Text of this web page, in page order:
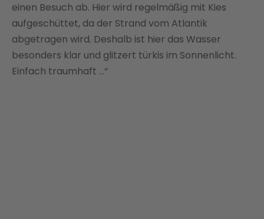
einen Besuch ab. Hier wird regelmäßig mit Kies
aufgeschüttet, da der Strand vom Atlantik
abgetragen wird. Deshalb ist hier das Wasser
besonders klar und glitzert türkis im Sonnenlicht.
Einfach traumhaft …“